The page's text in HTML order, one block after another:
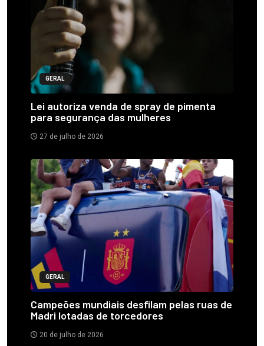
GERAL
Lei autoriza venda de spray de pimenta
para segurança das mulheres
27 de julho de 2026
GERAL
Campeões mundiais desfilam pelas ruas de
Madri lotadas de torcedores
20 de julho de 2026